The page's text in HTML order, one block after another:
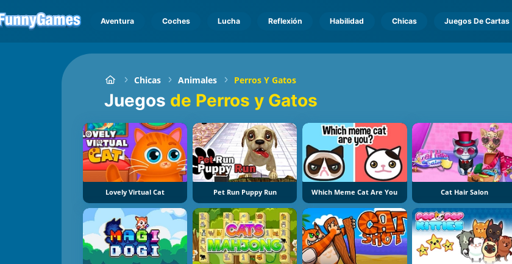
Aventura Coches Lucha Reflexión Habilidad Chicas Juegos De Cartas
Chicas Animales Perros Y Gatos
Juegos de Perros y Gatos
Lovely Virtual Cat Pet Run Puppy Run Which Meme Cat Are You Cat Hair Salon